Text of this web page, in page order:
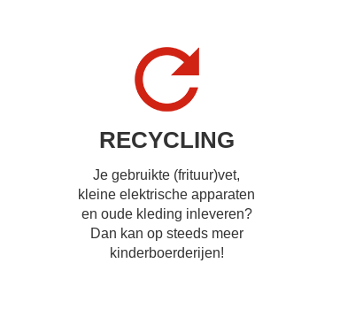
RECYCLING
Je gebruikte (frituur)vet,
kleine elektrische apparaten
en oude kleding inleveren?
Dan kan op steeds meer
kinderboerderijen!